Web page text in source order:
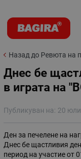
Назад до Ревюта на
Днес бе
в играта на
Публикуван на: 20
Ден за печелене на
Днес бе щастливия
период на участие от